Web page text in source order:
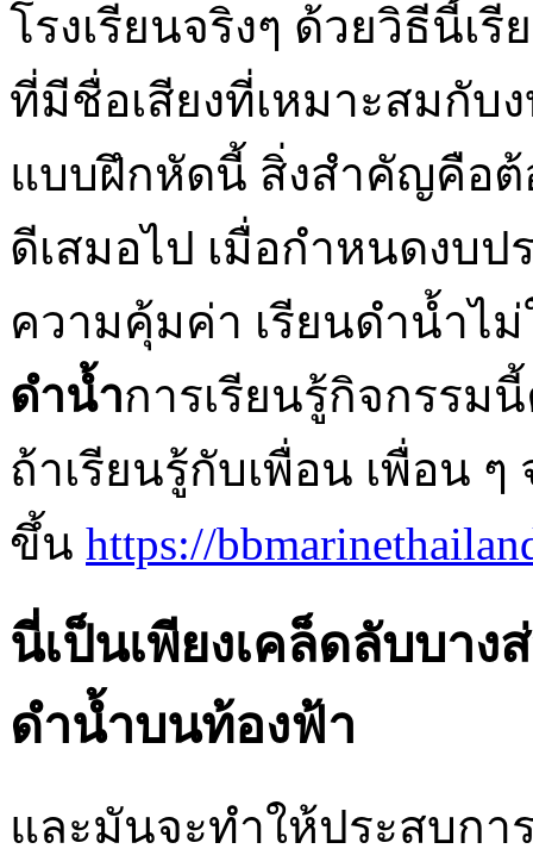
โรงเรียนจริงๆ ด้วยวิธีนี้เ
ที่มีชื่อเสียงที่เหมาะสมกับ
แบบฝึกหัดนี้ สิ่งสำคัญคือต้
ดีเสมอไป เมื่อกำหนดงบ
ความคุ้มค่า เรียนดําน้ำไ
ดําน้ำการเรียนรู้กิจกรรม
ถ้าเรียนรู้กับเพื่อน เพื่อน ๆ
ขึ้น https://
นี่เป็นเพียงเคล็ดลับบาง
ดำน้ำบนท้องฟ้า
และมันจะทำให้ประสบก